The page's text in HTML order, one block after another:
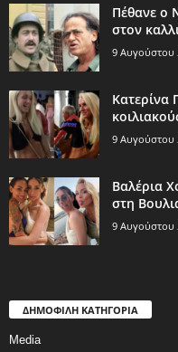
Πέθανε ο
στον
9 Αυγούστου
Κατερίνα
9 Αυγούστου
Βαλέρια
στη
9 Αυγούστου
ΔΗΜΟΦΙΛΗ ΚΑΤΗΓΟΡΙΑ
Media